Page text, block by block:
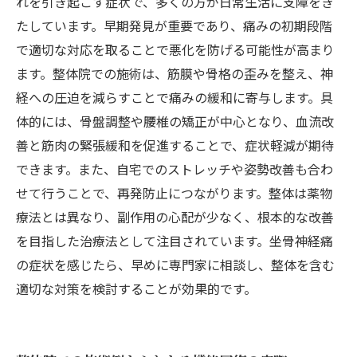
たしています。早期発見が重要であり、痛みの初期段階
で適切な対応を取ることで悪化を防げる可能性が高まり
ます。整体院での施術は、筋膜や骨格の歪みを整え、神
経への圧迫を減らすことで痛みの緩和に寄与します。具
体的には、骨盤調整や腰椎の矯正が中心となり、血流改
善と筋肉の緊張緩和を促進することで、症状軽減が期待
できます。また、自宅でのストレッチや姿勢改善も合わ
せて行うことで、再発防止につながります。整体は薬物
療法とは異なり、副作用の心配が少なく、根本的な改善
を目指した治療法として注目されています。坐骨神経痛
の症状を感じたら、早めに専門家に相談し、整体を含む
適切な対策を検討することが効果的です。